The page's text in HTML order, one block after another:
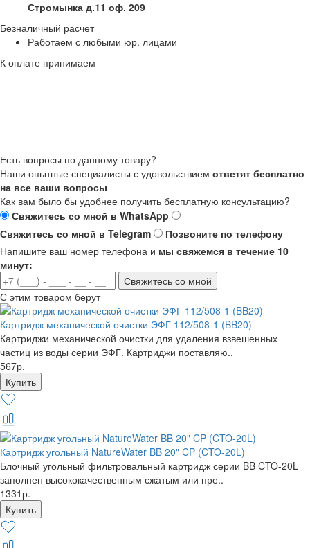
Стромынка д.11 оф. 209
Безналичный расчет
Работаем с любыми юр. лицами
К оплате принимаем
Есть вопросы по данному товару?
Наши опытные специалисты с удовольствием ответят бесплатно
на все ваши вопросы
Как вам было бы удобнее получить бесплатную консультацию?
Свяжитесь со мной в WhatsApp
Свяжитесь со мной в Telegram
Позвоните по телефону
Напишите ваш номер телефона и мы свяжемся в течение 10
минут:
Свяжитесь со мной
С этим товаром берут
Картридж механической очистки ЭФГ 112/508-1 (BB20)
Картриджи механической очистки для удаления взвешенных
частиц из воды серии ЭФГ. Картриджи поставляю..
567р.
Картридж угольный NatureWater BB 20" CP (CTO-20L)
Блочный угольный фильтровальный картридж серии BB CTO-20L
заполнен высококачественным сжатым или пре..
1331р.